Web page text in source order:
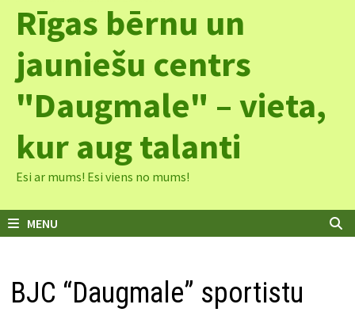
Rīgas bērnu un
jauniešu centrs
"Daugmale" – vieta,
kur aug talanti
Esi ar mums! Esi viens no mums!
MENU
BJC “Daugmale” sportistu